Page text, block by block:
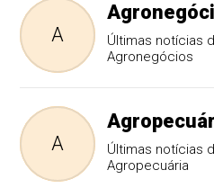
A
Últimas notícias
Agronegócios
A
Últimas notícias
Agropecuária